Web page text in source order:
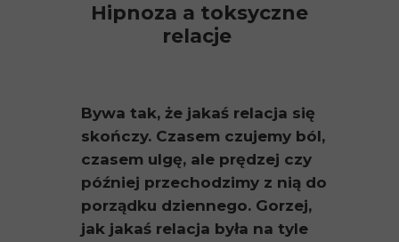
Bywa tak, że jakaś relacja się
skończy. Czasem czujemy ból,
czasem ulgę, ale prędzej czy
później przechodzimy z nią do
porządku dziennego. Gorzej,
jak jakaś relacja była na tyle
Hipnoza a toksyczne
relacje